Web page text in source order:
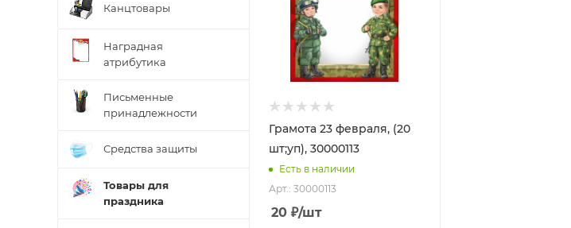
Грамота 23 февраля, (20
шт;уп), 30000113
Есть в наличии
Арт.: 30000113
20 ₽/шт
Канцтовары
Наградная
атрибутика
Письменные
принадлежности
Средства защиты
Товары для
праздника